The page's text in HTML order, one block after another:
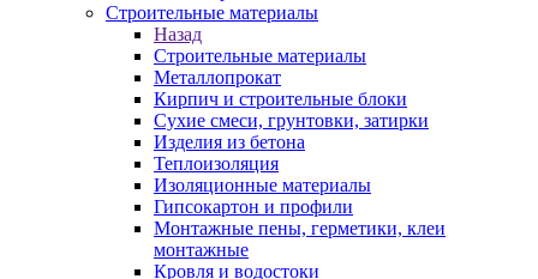
Строительные материалы
Назад
Строительные материалы
Металлопрокат
Кирпич и строительные блоки
Сухие смеси, грунтовки, затирки
Изделия из бетона
Теплоизоляция
Изоляционные материалы
Гипсокартон и профили
Монтажные пены, герметики, клеи
монтажные
Кровля и водостоки